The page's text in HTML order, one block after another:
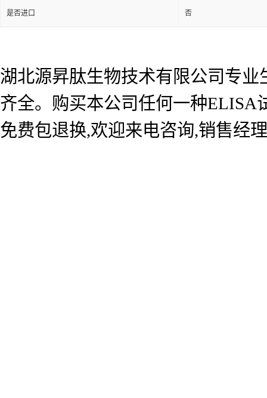
是否进口 否
湖北源昇肽生物技术有限公司专
齐全。购买本公司任何一种ELISA
免费包退换,欢迎来电咨询,销售经